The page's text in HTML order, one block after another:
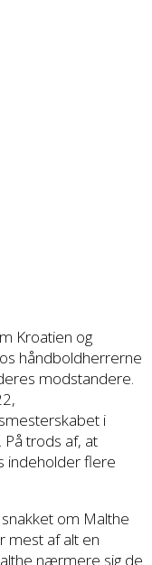
Kroatien og
håndboldherrerne
modstandere.
i
trods af, at
indeholder flere
om Malthe
mest af alt en
nærmere sig de